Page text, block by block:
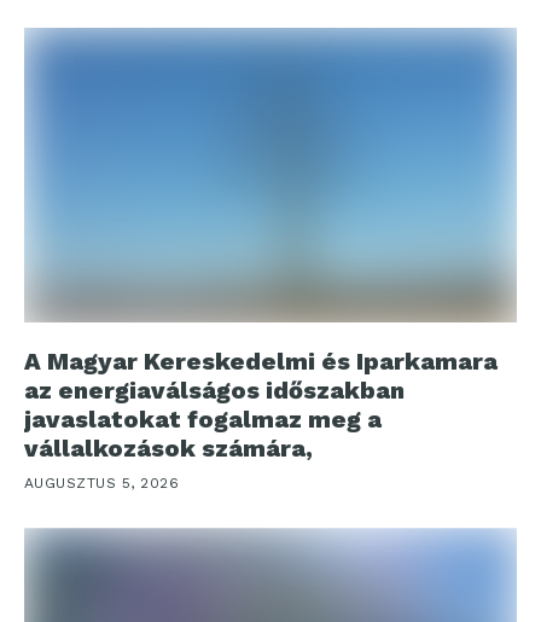
A Magyar Kereskedelmi és Iparkamara
az energiaválságos időszakban
javaslatokat fogalmaz meg a
vállalkozások számára,
AUGUSZTUS 5, 2026